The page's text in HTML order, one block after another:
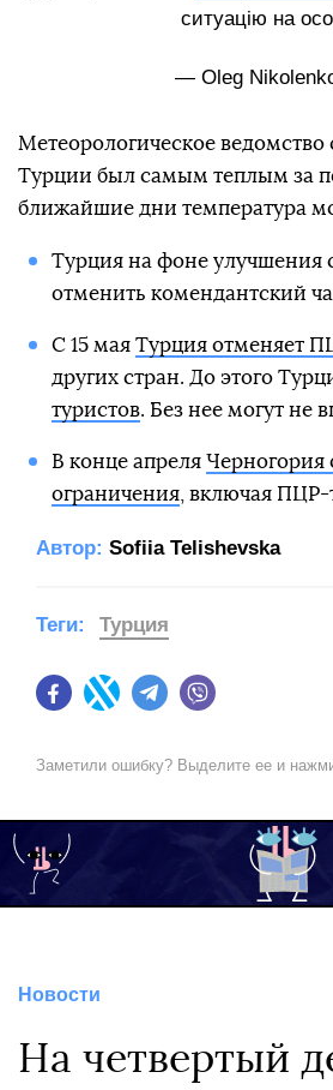
ситуацію на
— Oleg
Метеорологическое
Турции был самым теплым за
ближайшие дни температура
Турция на фоне улучшения
отменить комендантский
С 15 мая Турция отменяет
других стран. До этого
туристов. Без нее могут не
В конце апреля Черногория
ограничения, включая ПЦР-
Автор: Sofiia Telishevska
FacebookTwitter Telegram
Теги: Турция
Заметили ошибку? Выделите ее и
Новости
На четвертый